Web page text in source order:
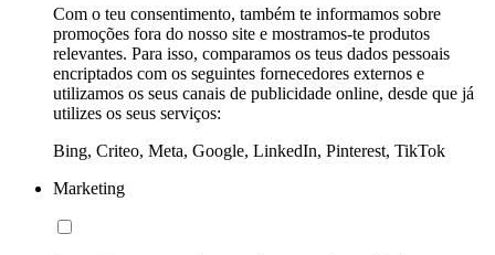
Com o teu consentimento, também te informamos sobre
promoções fora do nosso site e mostramos-te produtos
relevantes. Para isso, comparamos os teus dados pessoais
encriptados com os seguintes fornecedores externos e
utilizamos os seus canais de publicidade online, desde que já
utilizes os seus serviços:
Bing, Criteo, Meta, Google, LinkedIn, Pinterest, TikTok
Marketing